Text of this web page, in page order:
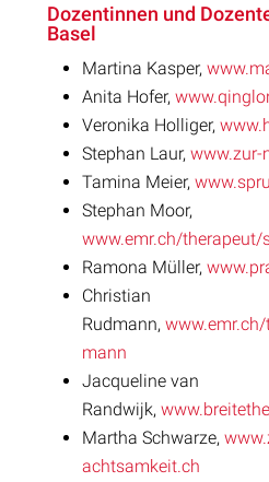
Dozentinnen und
Basel
Martina Kasper,
Anita Hofer,
Veronika Holliger,
Stephan Laur, www.zur-
Tamina Meier,
Stephan Moor,
www.emr.ch/therapeut/
Ramona Müller,
Christian
Rudmann,
mann
Jacqueline van
Randwijk,
Martha Schwarze,
achtsamkeit.ch